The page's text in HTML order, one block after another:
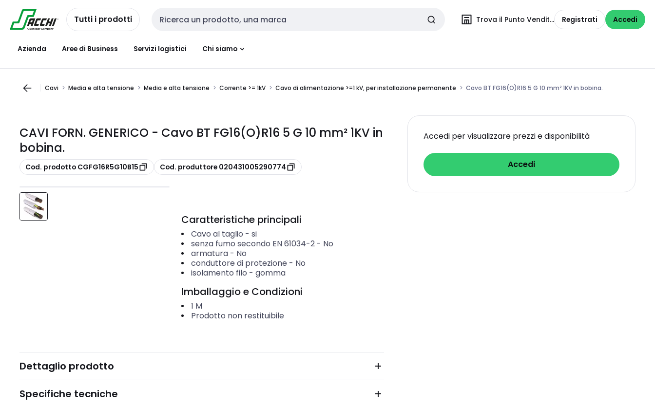
navigazione
Salta al
contenutoTutti i prodotti Cerca input Trova il Punto Vendita Registrati Accedi
Azienda Aree di Business Servizi logistici Chi siamo
Cavi Media e alta tensione Media e alta tensione Corrente >= 1kV Cavo di alimentazione >=1 kV, per installazione permanente Cavo BT FG16(O)R16 5 G 10 mm² 1KV in bobina.
CAVI FORN. GENERICO - Cavo BT FG16(O)R16 5 G 10 mm² 1KV in
bobina.
copia
Cod. prodotto CGFG16R5G10B15 copia
Cod. produttore 020431005290774
Accedi per visualizzare prezzi e disponibilità
Accedi
Caratteristiche principali
Cavo al taglio - si
senza fumo secondo EN 61034-2- No
armatura- No
conduttore di protezione - No
isolamento filo - gomma
Imballaggio e Condizioni
1 M
Prodotto non restituibile
Dettaglio prodotto
Specifiche tecniche